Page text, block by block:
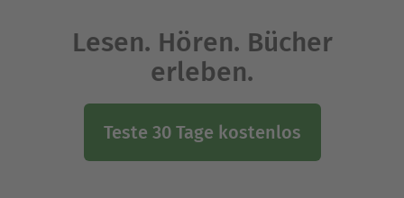
Lesen. Hören. Bücher
erleben.
Teste 30 Tage kostenlos